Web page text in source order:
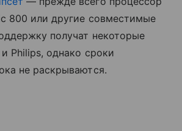
800 или другие совместимые
получат некоторые
Philips, однако сроки
не раскрываются.